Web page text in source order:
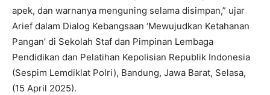
apek, dan warnanya menguning selama disimpan,” ujar
Arief dalam Dialog Kebangsaan ‘Mewujudkan Ketahanan
Pangan’ di Sekolah Staf dan Pimpinan Lembaga
Pendidikan dan Pelatihan Kepolisian Republik Indonesia
(Sespim Lemdiklat Polri), Bandung, Jawa Barat, Selasa,
(15 April 2025).